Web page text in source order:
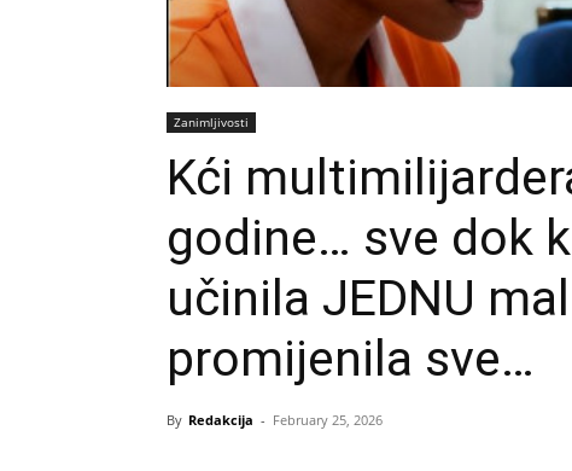
Zanimljivosti
Kći
godine… sve dok
učinila JEDNU
promijenila sve…
By Redakcija - February 25, 2026